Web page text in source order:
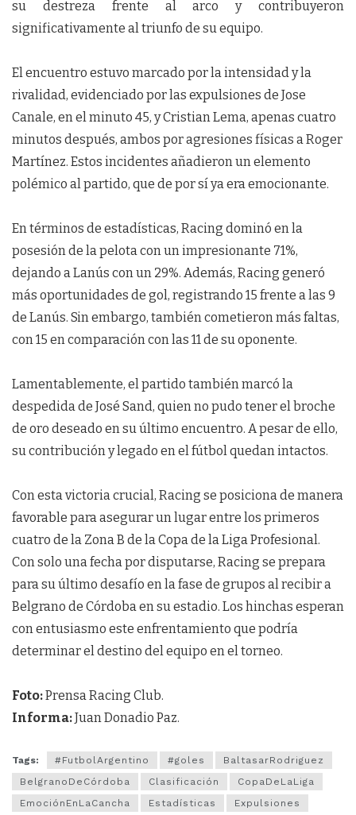
su destreza frente al arco y contribuyeron
significativamente al triunfo de su equipo.
El encuentro estuvo marcado por la intensidad y la
rivalidad, evidenciado por las expulsiones de Jose
Canale, en el minuto 45, y Cristian Lema, apenas cuatro
minutos después, ambos por agresiones físicas a Roger
Martínez. Estos incidentes añadieron un elemento
polémico al partido, que de por sí ya era emocionante.
En términos de estadísticas, Racing dominó en la
posesión de la pelota con un impresionante 71%,
dejando a Lanús con un 29%. Además, Racing generó
más oportunidades de gol, registrando 15 frente a las 9
de Lanús. Sin embargo, también cometieron más faltas,
con 15 en comparación con las 11 de su oponente.
Lamentablemente, el partido también marcó la
despedida de José Sand, quien no pudo tener el broche
de oro deseado en su último encuentro. A pesar de ello,
su contribución y legado en el fútbol quedan intactos.
Con esta victoria crucial, Racing se posiciona de manera
favorable para asegurar un lugar entre los primeros
cuatro de la Zona B de la Copa de la Liga Profesional.
Con solo una fecha por disputarse, Racing se prepara
para su último desafío en la fase de grupos al recibir a
Belgrano de Córdoba en su estadio. Los hinchas esperan
con entusiasmo este enfrentamiento que podría
determinar el destino del equipo en el torneo.
Foto:Prensa Racing Club.
Informa:Juan Donadio Paz.
Tags: #FutbolArgentino #goles
BaltasarRodriguez
BelgranoDeCórdoba
Clasificación
CopaDeLaLiga
EmociónEnLaCancha
Estadísticas
Expulsiones